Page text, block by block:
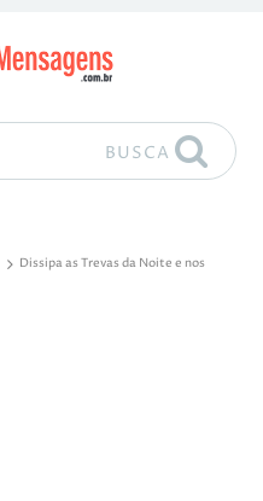
BUSCA
Dissipa as Trevas da Noite e nos